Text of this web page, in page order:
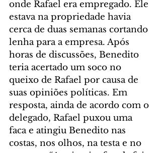
onde Rafael era empregado. Ele
estava na propriedade havia
cerca de duas semanas cortando
lenha para a empresa. Após
horas de discussões, Benedito
teria acertado um soco no
queixo de Rafael por causa de
suas opiniões políticas. Em
resposta, ainda de acordo com o
delegado, Rafael puxou uma
faca e atingiu Benedito nas
costas, nos olhos, na testa e no